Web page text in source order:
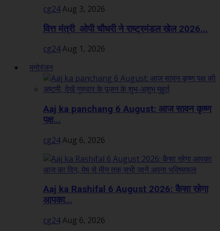
cg24Aug 3, 2026
वित्त मंत्री ओपी चौधरी ने राष्ट्रमंडल खेल 2026...
cg24Aug 1, 2026
मनोरंजन
Aaj ka panchang 6 August: आज सावन कृष्ण
पक्ष...
cg24Aug 6, 2026
Aaj ka Rashifal 6 August 2026: कैसा रहेगा
आपका...
cg24Aug 6, 2026